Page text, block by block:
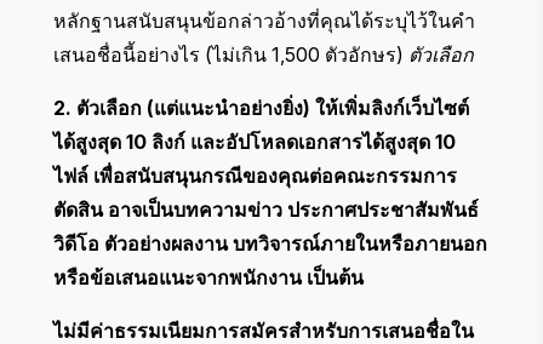
หลักฐานสนับสนุนข้อกล่าวอ้างที่คุณได้ระบุไว้ในคำ
เสนอชื่อนี้อย่างไร (ไม่เกิน 1,500 ตัวอักษร) ตัวเลือก
2. ตัวเลือก (แต่แนะนำอย่างยิ่ง) ให้เพิ่มลิงก์เว็บไซต์
ได้สูงสุด 10 ลิงก์ และอัปโหลดเอกสารได้สูงสุด 10
ไฟล์ เพื่อสนับสนุนกรณีของคุณต่อคณะกรรมการ
ตัดสิน อาจเป็นบทความข่าว ประกาศประชาสัมพันธ์
วิดีโอ ตัวอย่างผลงาน บทวิจารณ์ภายในหรือภายนอก
หรือข้อเสนอแนะจากพนักงาน เป็นต้น
ไม่มีค่าธรรมเนียมการสมัครสำหรับการเสนอชื่อใน